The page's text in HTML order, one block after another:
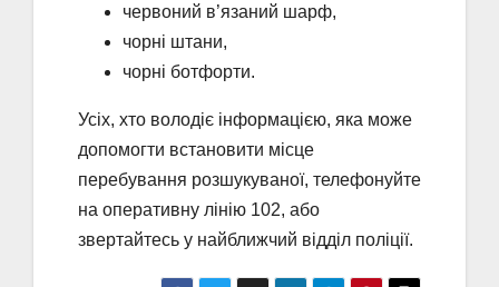
червоний в’язаний шарф,
чорні штани,
чорні ботфорти.
Усіх, хто володіє інформацією, яка може
допомогти встановити місце
перебування розшукуваної, телефонуйте
на оперативну лінію 102, або
звертайтесь у найближчий відділ поліції.